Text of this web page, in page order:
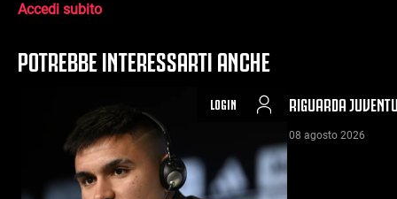
Accedi subito
POTREBBE INTERESSARTI ANCHE
LOGIN RIGUARDA
08 agosto 2026